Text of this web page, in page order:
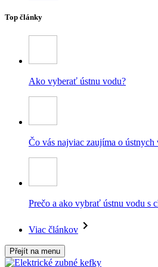
Top články
Ako vyberať ústnu vodu?
Čo vás najviac zaujíma o ústnych
Prečo a ako vybrať ústnu vodu s
Viac článkov
Přejít na menu